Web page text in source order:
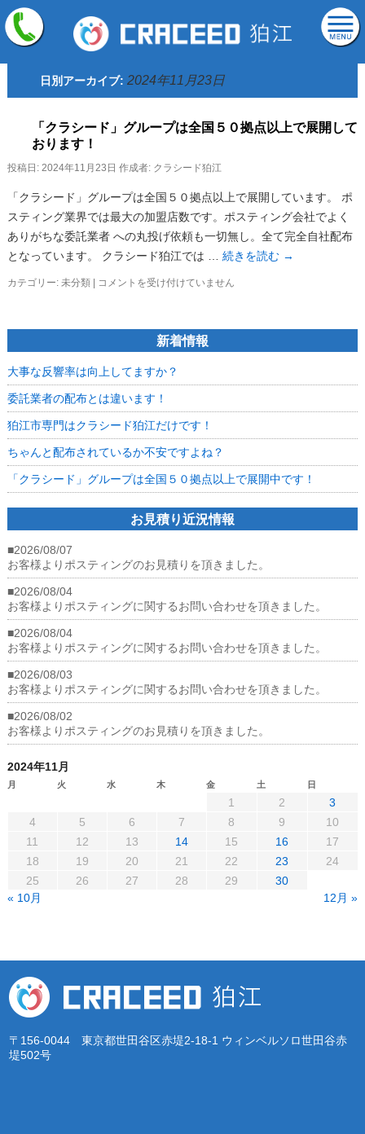
日別アーカイブ: 2024年11月23日
「クラシード」グループは全国５０拠点以上で展開して
おります！
投稿日: 2024年11月23日 作成者: クラシード狛江
「クラシード」グループは全国５０拠点以上で展開しています。 ポ
スティング業界では最大の加盟店数です。ポスティング会社でよく
ありがちな委託業者 への丸投げ依頼も一切無し。全て完全自社配布
となっています。 クラシード狛江では … 続きを読む →
カテゴリー: 未分類
「ク
ー
ル
ー
プ
は
全
５
０
上
展
開
て
お
ま
す！
コメントを受け付けていません
新着情報
大事な反響率は向上してますか？
委託業者の配布とは違います！
狛江市専門はクラシード狛江だけです！
ちゃんと配布されているか不安ですよね？
「クラシード」グループは全国５０拠点以上で展開中です！
お見積り近況情報
■2026/08/07
お客様よりポスティングのお見積りを頂きました。
■2026/08/04
お客様よりポスティングに関するお問い合わせを頂きました。
■2026/08/04
お客様よりポスティングに関するお問い合わせを頂きました。
■2026/08/03
お客様よりポスティングに関するお問い合わせを頂きました。
■2026/08/02
お客様よりポスティングのお見積りを頂きました。
2024年11月
月 火 水 木 金 土 日
« 10月 12月 »
1 2
3
4
5 6 7 8 9
10
11
12 13 14 15 16
17
18
19 20 21 22 23
24
25
26 27 28 29 30
〒156-0044 東京都世田谷区赤堤2-18-1 ウィンベルソロ世田谷赤
堤502号